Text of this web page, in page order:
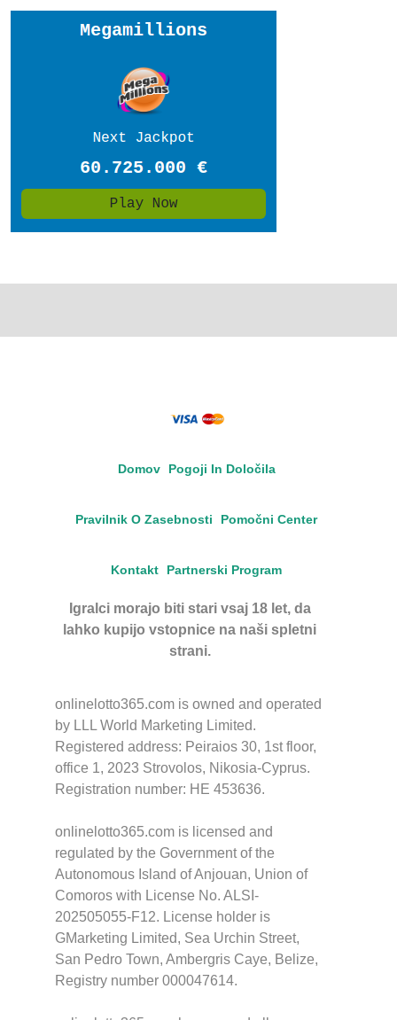
Domov Pogoji In Določila
Pravilnik O Zasebnosti Pomočni Center
Kontakt Partnerski Program
Igralci morajo biti stari vsaj 18 let, da
lahko kupijo vstopnice na naši spletni
strani.
onlinelotto365.com is owned and operated
by LLL World Marketing Limited.
Registered address: Peiraios 30, 1st floor,
office 1, 2023 Strovolos, Nikosia-Cyprus.
Registration number: HE 453636.
onlinelotto365.com is licensed and
regulated by the Government of the
Autonomous Island of Anjouan, Union of
Comoros with License No. ALSI-
202505055-F12. License holder is
GMarketing Limited, Sea Urchin Street,
San Pedro Town, Ambergris Caye, Belize,
Registry number 000047614.